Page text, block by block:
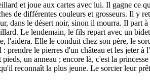
et joue aux cartes avec lui. Il gagne ce
de différentes couleurs et grosseurs. Il y
le désert noir, sinon il mourra. Il part
Le lendemain, le fils repart avec un
Elle le conduit chez son père, le
le pierres d'un château et les jeter à
un anneau ; encore là, c'est la
reconnaît la plus jeune. Le sorcier leur